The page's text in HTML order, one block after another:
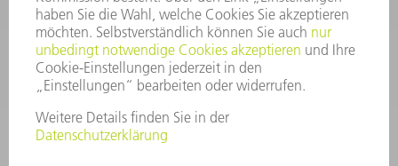
ersatzteile@at.trumpf.com